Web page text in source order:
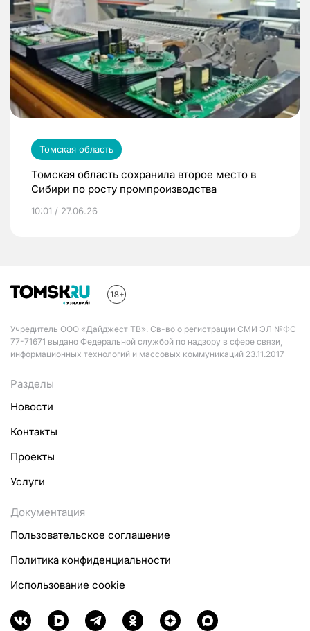
Томская область
Томская область сохранила второе место в
Сибири по росту промпроизводства
10:01 / 27.06.26
Учредитель ООО «Дайджест ТВ». Св-во о регистрации СМИ ЭЛ №ФС
77-71671 выдано Федеральной службой по надзору в сфере связи,
информационных технологий и массовых коммуникаций 23.11.2017
Разделы
Новости
Контакты
Проекты
Услуги
Документация
Пользовательское соглашение
Политика конфиденциальности
Использование cookie